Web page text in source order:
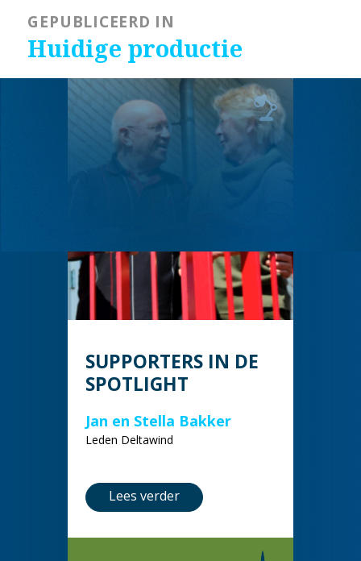
navigatieGEPUBLICEERD IN
Huidige productie
SUPPORTERS IN DE
SPOTLIGHT
Jan en Stella Bakker
Leden Deltawind
Lees verder